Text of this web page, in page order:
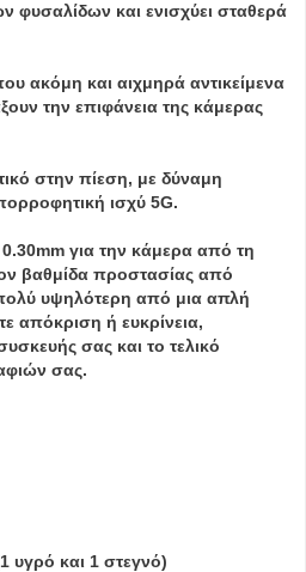
φυσαλίδων και ενισχύει σταθερά
ακόμη και αιχμηρά αντικείμενα
την επιφάνεια της κάμερας
στην πίεση, με δύναμη
ισχύ 5G.
για την κάμερα από τη
βαθμίδα προστασίας από
υψηλότερη από μια απλή
απόκριση ή ευκρίνεια,
σας και το τελικό
σας.
υγρό και 1 στεγνό)